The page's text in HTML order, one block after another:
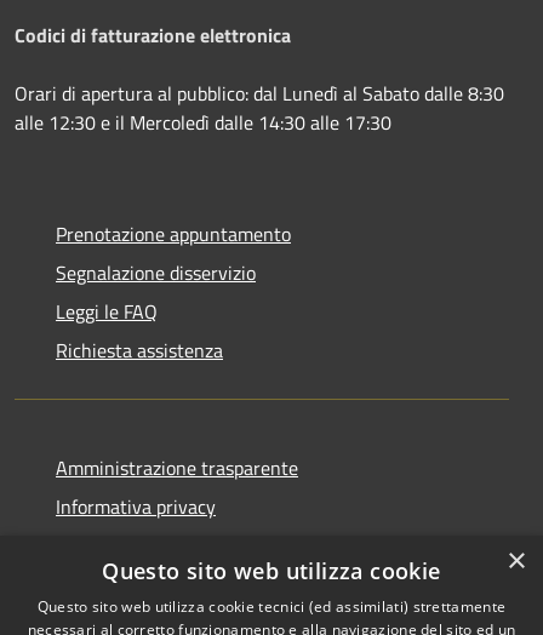
Codici di fatturazione elettronica
Orari di apertura al pubblico: dal Lunedì al Sabato dalle 8:30
alle 12:30 e il Mercoledì dalle 14:30 alle 17:30
Prenotazione appuntamento
Segnalazione disservizio
Leggi le FAQ
Richiesta assistenza
Amministrazione trasparente
Informativa privacy
Dichiarazione di accessibilità
×
Questo sito web utilizza cookie
Questo sito web utilizza cookie tecnici (ed assimilati) strettamente
necessari al corretto funzionamento e alla navigazione del sito ed un